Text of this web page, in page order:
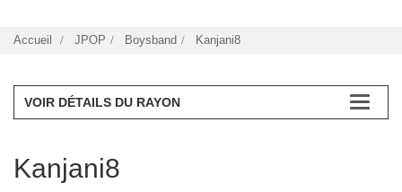
Accueil JPOP Boysband Kanjani8
VOIR DÉTAILS DU RAYON
Kanjani8